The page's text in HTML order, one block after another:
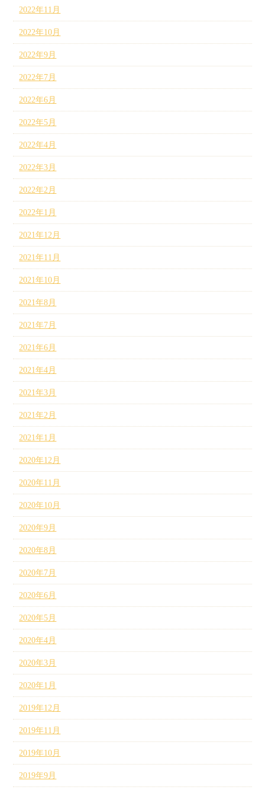
2022年11月
2022年10月
2022年9月
2022年7月
2022年6月
2022年5月
2022年4月
2022年3月
2022年2月
2022年1月
2021年12月
2021年11月
2021年10月
2021年8月
2021年7月
2021年6月
2021年4月
2021年3月
2021年2月
2021年1月
2020年12月
2020年11月
2020年10月
2020年9月
2020年8月
2020年7月
2020年6月
2020年5月
2020年4月
2020年3月
2020年1月
2019年12月
2019年11月
2019年10月
2019年9月